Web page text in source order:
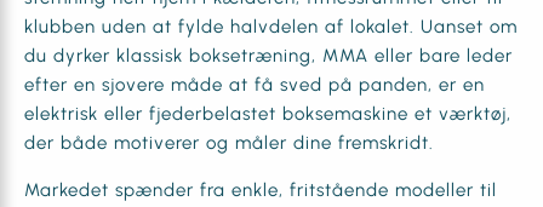
klubben uden at fylde halvdelen af lokalet. Uanset om
du dyrker klassisk boksetræning, MMA eller bare leder
efter en sjovere måde at få sved på panden, er en
elektrisk eller fjederbelastet boksemaskine et værktøj,
der både motiverer og måler dine fremskridt.
Markedet spænder fra enkle, fritstående modeller til